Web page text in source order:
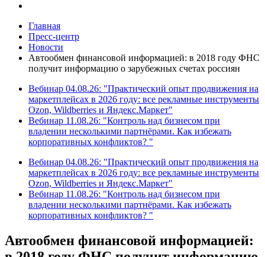
Главная
Пресс-центр
Новости
Автообмен финансовой информацией: в 2018 году ФНС
получит информацию о зарубежных счетах россиян
Вебинар 04.08.26: "Практический опыт продвижения на
маркетплейсах в 2026 году: все рекламные инструменты
Ozon, Wildberries и Яндекс.Маркет"
Вебинар 11.08.26: "Контроль над бизнесом при
владении несколькими партнёрами. Как избежать
корпоративных конфликтов? "
Вебинар 04.08.26: "Практический опыт продвижения на
маркетплейсах в 2026 году: все рекламные инструменты
Ozon, Wildberries и Яндекс.Маркет"
Вебинар 11.08.26: "Контроль над бизнесом при
владении несколькими партнёрами. Как избежать
корпоративных конфликтов? "
Автообмен финансовой информацией: